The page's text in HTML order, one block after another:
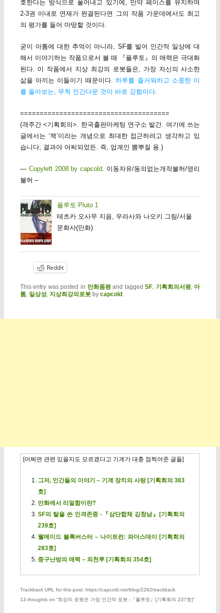
호한다는 방식으로 풀어내고 있기에, 만약 페이스를 유지하며
2-3권 이내로 연재가 완결된다면 그의 작품 가운데에서도 최고
의 평가를 들어 마땅할 것이다.
굳이 아톰에 대한 추억이 아니라, SF를 빌어 인간적 일상에 대
해서 이야기하는 작품으로서 볼 때 『플루토』의 매력은 극대화
된다. 이 작품에서 지상 최강의 로봇들은, 가장 자신의 사소한
삶을 아끼는 이들이기 때문이다.하루를 즐거워하고 소중한 이
를 돌아보는, 무척 인간다운 것이 바로 강함이다.
======================================
(격주간 <기획회의>. 한국출판마케팅 연구소 발간. 여기에 쓰는
글에서는 ‘책’이라는 개념으로 최대한 접근하려고 생각하고 있
습니다; 결과야 어찌되었든. 즉, 업계인 뽐뿌질 용.)
— Copyleft 2008 by capcold . 이동자유/동의없는개작불허/영리
불허 –
플루토 Pluto 1
테츠카 오사무 지음, 우라사와 나오키 그림/서울
문화사(만화)
Reddit
This entry was posted in 만화품평 and taggedSF, 기획회의서평, 아
톰, 일상성, 지상최강의로봇by capcold .
[어쩌면 관련 있을지도 모르겠다고 기계가 대충 점찍어준 글들]
그저, 인간들의 이야기 – 기계 장치의 사랑 [기획회의 383
호]
만화에서 리얼함이란?
SF의 탈을 쓴 인격존중 -『삼단합체 김창남』[기획회의
239호]
웰메이드 블록버스터 – 나이트런: 파더스데이 [기획회의
283호]
중구난방의 매력 – 외천루 [기획회의 354호]
Trackback URL for this post: https://capcold.net/blog/2282/trackback
13 thoughts on “최강의 로봇은 가장 인간적 로봇 -『플루토』[기획회의 237호]”